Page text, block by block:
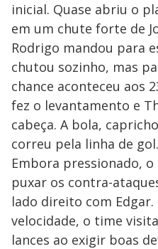
inicial. Quase abriu o
em um chute forte de
Rodrigo mandou para
chutou sozinho, mas
chance aconteceu aos
fez o levantamento e
cabeça. A bola,
correu pela linha de
Embora pressionado,
puxar os contra-
lado direito com
velocidade, o time
lances ao exigir boas